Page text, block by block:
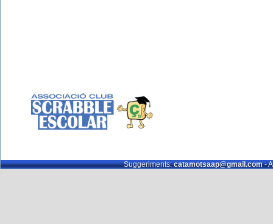
Suggeriments:catamotsaap@gmail.com-